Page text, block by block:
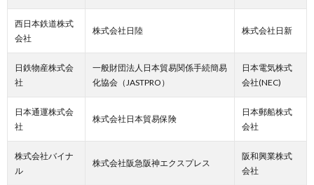
西日本鉄道株式
会社
株式会社日陸 株式会社日新
日鉄物産株式会
社
一般財団法人日本貿易関係手続簡易
化協会（JASTPRO）
日本電気株式
会社(NEC)
日本通運株式会
社
株式会社日本貿易保険
日本郵船株式
会社
株式会社バイナ
ル
株式会社阪急阪神エクスプレス
阪和興業株式
会社